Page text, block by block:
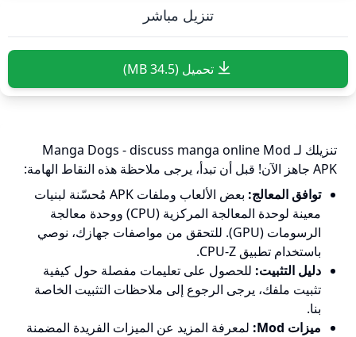
تنزيل مباشر
تحميل (34.5 MB)
تنزيلك لـ Manga Dogs - discuss manga online Mod
APK جاهز الآن! قبل أن تبدأ، يرجى ملاحظة هذه النقاط الهامة:
توافق المعالج:
بعض الألعاب وملفات APK مُحسّنة لبنيات
معينة لوحدة المعالجة المركزية (CPU) ووحدة معالجة
الرسومات (GPU). للتحقق من مواصفات جهازك، نوصي
باستخدام تطبيق CPU-Z.
دليل التثبيت: للحصول على تعليمات مفصلة حول كيفية
تثبيت ملفك، يرجى الرجوع إلى ملاحظات التثبيت الخاصة
بنا.
ميزات Mod:
لمعرفة المزيد عن الميزات الفريدة المضمنة